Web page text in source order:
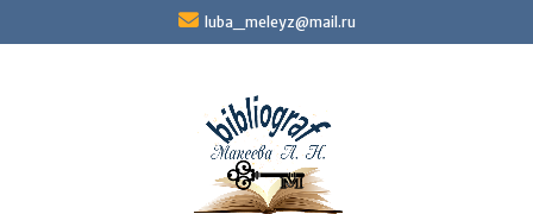
luba_meleyz@mail.ru